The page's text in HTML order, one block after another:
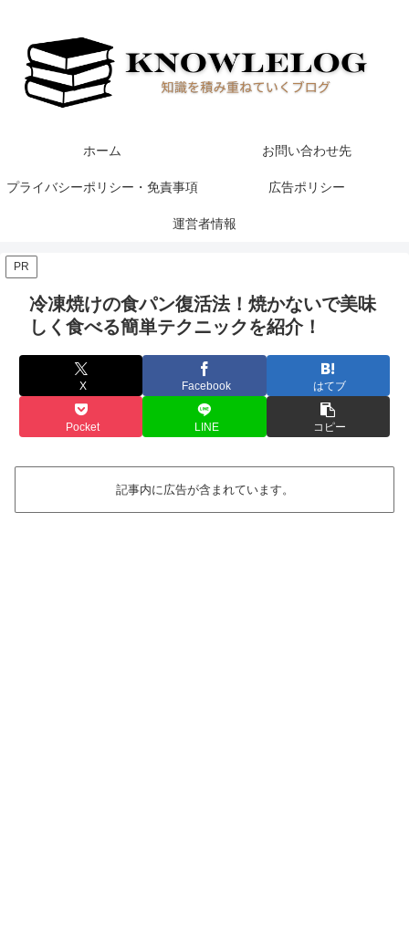
ホーム お問い合わせ先
プライバシーポリシー・免責事項 広告ポリシー
運営者情報
PR
冷凍焼けの食パン復活法！焼かないで美味
しく食べる簡単テクニックを紹介！
X Facebook はてブ
Pocket LINE コピー
記事内に広告が含まれています。